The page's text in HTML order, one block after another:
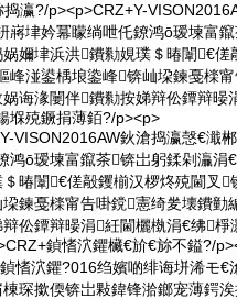
瀛?/p><p>CRZ+Y-
嶈垏妗冪矇绱呭仛鐐鸿ō瑷堜富
嬭垏浜洪鐨勬娊璞＄暙闈€傞
峰湴鍙楀埌鍌峰锛屾垜鍊戞檪
诲湪闄伴鐨勬按娣辩伀鐔辩暥
堢殑鐝捐薄銆?/p><p>
VISON2016AW鈥滄捣瀛愨€濈
鸿ō瑷堜富鑹茶锛岀躬鍒剁灜涓
暙闈€傞毃钁椾汉椤炵殑閫叉
鍊戞檪甯告啩鎲憲绮夎壊鐨勭
伀鐔辩暥涓紝閫欐槸涓€绋棦
鍞愭泬鑺欌€斺€旀不鎰?/
愭泬鑺?016绉嬪啲绯诲垪浠モ€
琛撳偄锛岀敤鍏锋湁鎯宠薄鍔